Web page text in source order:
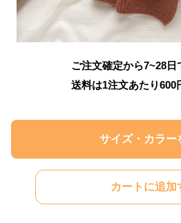
ご注文確定から7~28日
送料は1注文あたり600
サイズ・カラー
カートに追加